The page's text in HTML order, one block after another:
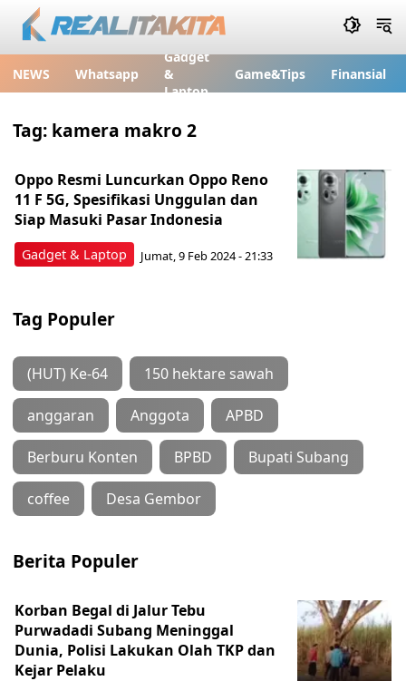
NEWS Whatsapp
Gadget
&
Laptop
Game&Tips Finansial
Tag: kamera makro 2
Gadget & Laptop
Oppo Resmi Luncurkan Oppo Reno
11 F 5G, Spesifikasi Unggulan dan
Siap Masuki Pasar Indonesia
Jumat, 9 Feb 2024 - 21:33
Tag Populer
(HUT) Ke-64 150 hektare sawah
anggaran Anggota APBD
Berburu Konten BPBD Bupati Subang
coffee Desa Gembor
Berita Populer
Korban Begal di Jalur Tebu
Purwadadi Subang Meninggal
Dunia, Polisi Lakukan Olah TKP dan
Kejar Pelaku